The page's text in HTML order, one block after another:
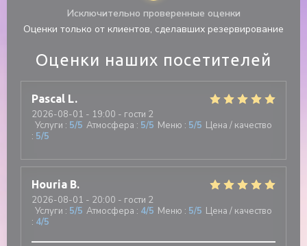
Оценки наших посетителей
Pascal L
2026-08-01 - 19:00 - гости 2
Услуги : 5/5 Атмосфера : 5/5 Меню : 5/5 Цена / качество
: 5/5
Houria B
2026-08-01 - 20:00 - гости 2
Услуги : 5/5 Атмосфера : 4/5 Меню : 5/5 Цена / качество
: 4/5
Исключительно проверенные оценки
Оценки только от клиентов, сделавших резервирование